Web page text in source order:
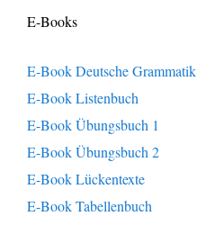
E-Books
E-Book Deutsche Grammatik
E-Book Listenbuch
E-Book Übungsbuch 1
E-Book Übungsbuch 2
E-Book Lückentexte
E-Book Tabellenbuch